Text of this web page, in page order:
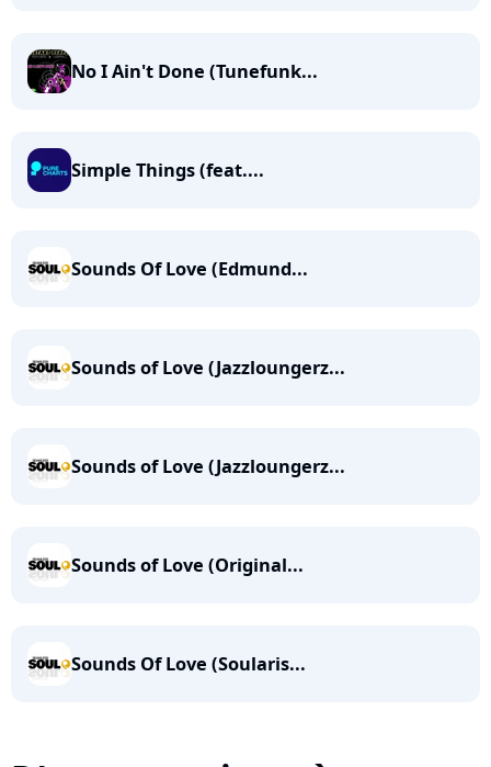
No I Ain't Done (Tunefunk...
Simple Things (feat....
Sounds Of Love (Edmund...
Sounds of Love (Jazzloungerz...
Sounds of Love (Jazzloungerz...
Sounds of Love (Original...
Sounds Of Love (Soularis...